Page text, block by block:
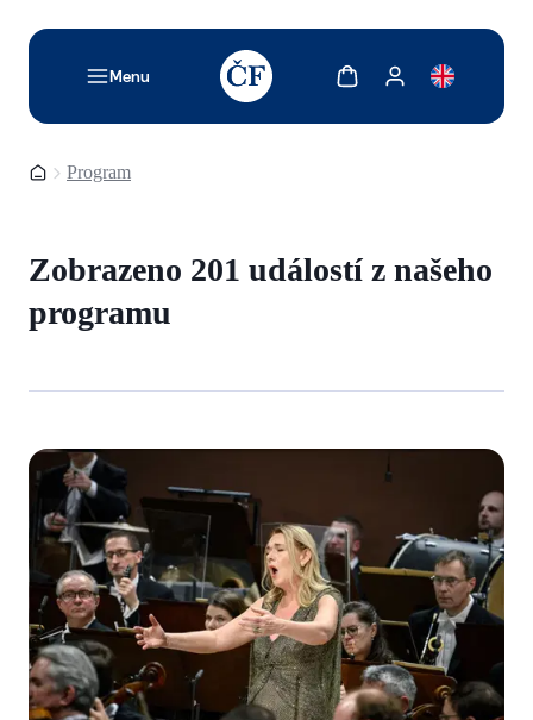
Menu
TODO: Add description for reader
Zobrazit košíkZobrazit můj účet
Domovská stránka
Program
Zobrazeno 201 událostí z našeho
programu